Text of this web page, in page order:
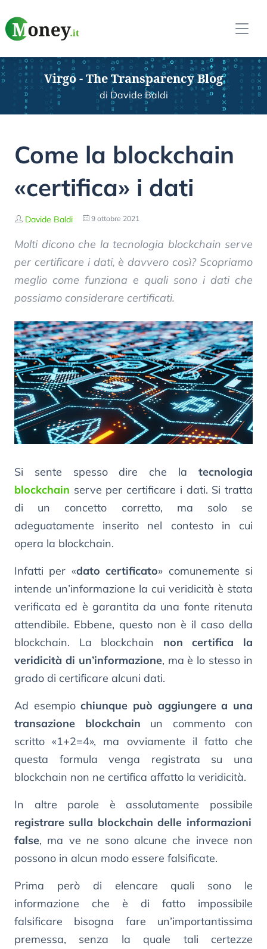
Virgo - The Transparency Blog
di Davide Baldi
Come la blockchain
«certifica» i dati
Davide Baldi 9 ottobre 2021
Molti dicono che la tecnologia blockchain serve
per certificare i dati, è davvero così? Scopriamo
meglio come funziona e quali sono i dati che
possiamo considerare certificati.
Si sente spesso dire che la tecnologia
blockchain serve per certificare i dati. Si tratta
di un concetto corretto, ma solo se
adeguatamente inserito nel contesto in cui
opera la blockchain.
Infatti per «dato certificato» comunemente si
intende un’informazione la cui veridicità è stata
verificata ed è garantita da una fonte ritenuta
attendibile. Ebbene, questo non è il caso della
blockchain. La blockchain non certifica la
veridicità di un’informazione, ma è lo stesso in
grado di certificare alcuni dati.
Ad esempiochiunque può aggiungere a una
transazione blockchain un commento con
scritto «1+2=4», ma ovviamente il fatto che
questa formula venga registrata su una
blockchain non ne certifica affatto la veridicità.
In altre parole è assolutamente possibile
registrare sulla blockchain delle informazioni
false, ma ve ne sono alcune che invece non
possono in alcun modo essere falsificate.
Prima però di elencare quali sono le
informazione che è di fatto impossibile
falsificare bisogna fare un’importantissima
premessa, senza la quale tali certezze